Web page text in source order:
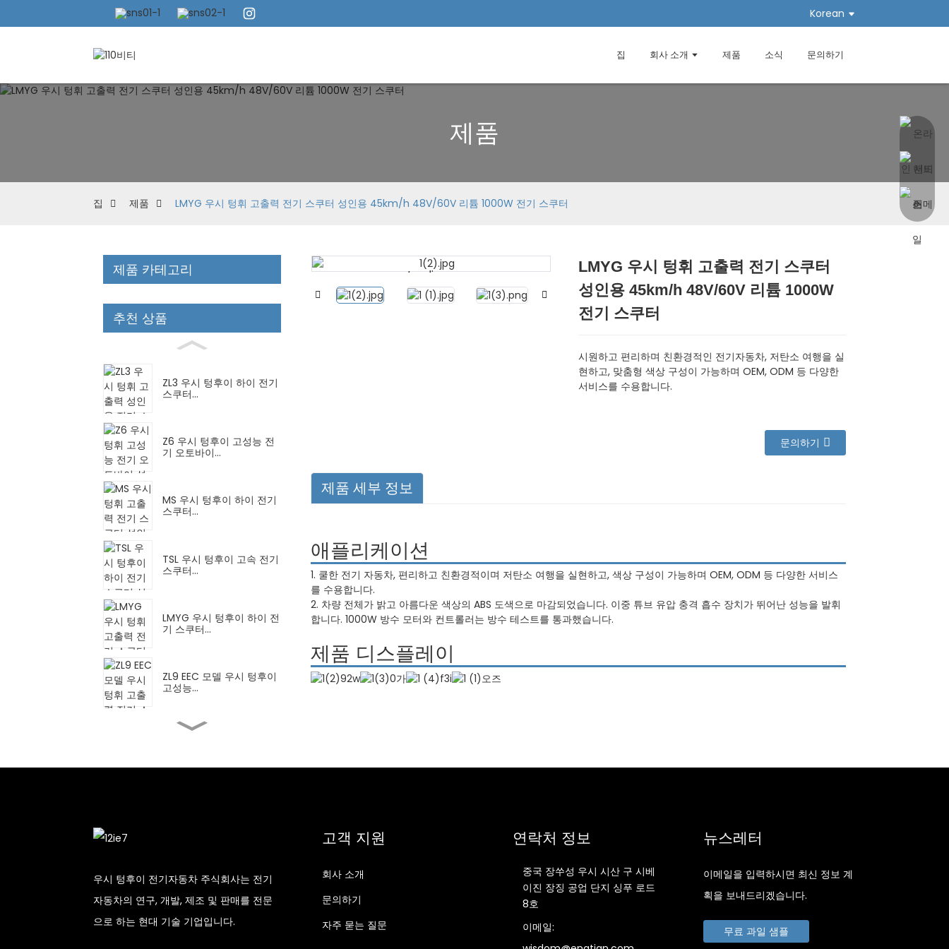
Korean
집 회사 소개 제품 소식 문의하기
제품
집 제품 LMYG 우시 텅휘 고출력 전기 스쿠터 성인용 45km/h 48V/60V 리튬 1000W 전기 스쿠터
제품 카테고리
추천 상품
ZL3 우시 텅후이 하이 전기
스쿠터...
Z6 우시 텅후이 고성능 전
기 오토바이...
MS 우시 텅후이 하이 전기
스쿠터...
TSL 우시 텅후이 고속 전기
스쿠터...
LMYG 우시 텅후이 하이 전
기 스쿠터...
ZL9 EEC 모델 우시 텅후이
고성능...
FY 우시 텅후이 하이 일렉
기 모터...
Loading...
Loading... Loading...
Loading... Loading...
Loading...
LMYG 우시 텅휘 고출력 전기 스쿠터
성인용 45km/h 48V/60V 리튬 1000W
전기 스쿠터
시원하고 편리하며 친환경적인 전기자동차, 저탄소 여행을 실
현하고, 맞춤형 색상 구성이 가능하며 OEM, ODM 등 다양한
서비스를 수용합니다.
문의하기
제품 세부 정보
애플리케이션
1. 쿨한 전기 자동차, 편리하고 친환경적이며 저탄소 여행을 실현하고, 색상 구성이 가능하며 OEM, ODM 등 다양한 서비스
를 수용합니다.
2. 차량 전체가 밝고 아름다운 색상의 ABS 도색으로 마감되었습니다. 이중 튜브 유압 충격 흡수 장치가 뛰어난 성능을 발휘
합니다. 1000W 방수 모터와 컨트롤러는 방수 테스트를 통과했습니다.
제품 디스플레이
우시 텅후이 전기자동차 주식회사는 전기
자동차의 연구, 개발, 제조 및 판매를 전문
으로 하는 현대 기술 기업입니다.
고객 지원
회사 소개
문의하기
자주 묻는 질문
연락처 정보
중국 장쑤성 우시 시산 구 시베
이진 장징 공업 단지 싱푸 로드
8호
이메일:
뉴스레터
이메일을 입력하시면 최신 정보 계
획을 보내드리겠습니다.
무료 과일 샘플